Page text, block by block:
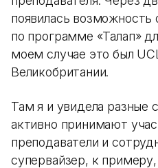
появилась возможность
по программе «Талап»
моем случае это был
Великобритании.
Там я и увидела разные
активно принимают
преподаватели и
супервайзер, к